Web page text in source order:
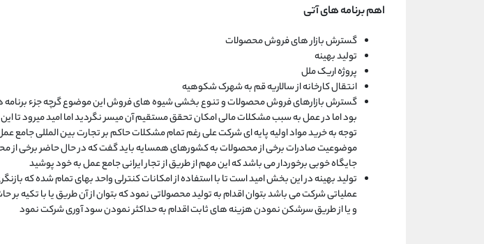
اهم برنامه های آتی
گسترش بازار های فروش محصولات
تولید بهینه
پروژه اریک ملل
انتقال کارخانه از سالاریه قم به شهرک شکوهیه
گسترش بازارهای فروش محصولات و تنوع بخشی شیوه های فروش این موضوع گرچه جزء
بود اما در عمل به سبب مشکلات مالی امکان تحقق مستقیم آن میسر نگردید اما امید میرود تا این
توجه به خرید مواد اولیه پایه ای شرکت علی رغم تمام مشکلات حاکم بر تجارت بین المللی جامع
موضوعیت صادرات برخی از محصولات به کشورهای همسایه باید گفت که در حال حاضر برخی از
جایگاه خوبی برخوردار می باشد که این مهم از طریق از تجار ایرانی جامع عمل به خود پوشید
تولید بهینه در این بخش امید است تا با استفاده از امکانات کنترلی واحد بهای تمام شده که
عملیاتی شرکت می باشد بتوان اقدام به تولید محصولاتی نمود که بتوان از آن طریق یا با تکیه
و یا از طریق سرشکن نمودن هزینه های ثابت اقدام به حداکثر نمودن سود آوری شرکت نمود